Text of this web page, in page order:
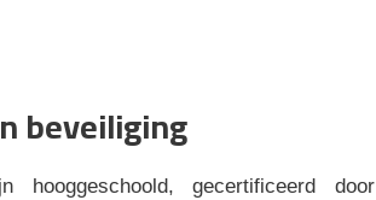
beveiliging
hooggeschoold, gecertificeerd door